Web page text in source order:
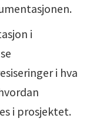
i
i hva
i prosjektet.